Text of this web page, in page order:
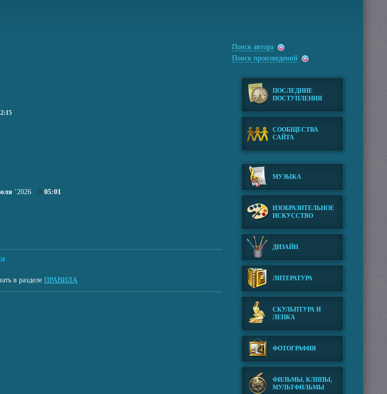
’2026 05:01
в разделе ПРАВИЛА
Поиск автора
Поиск произведений
ПОСЛЕДНИЕ
ПОСТУПЛЕНИЯ
СООБЩЕСТВА
САЙТА
МУЗЫКА
ИЗОБРАЗИТЕЛЬНОЕ
ИСКУССТВО
ДИЗАЙН
ЛИТЕРАТУРА
СКУЛЬПТУРА И
ЛЕПКА
ФОТОГРАФИЯ
ФИЛЬМЫ, КЛИПЫ,
МУЛЬТФИЛЬМЫ